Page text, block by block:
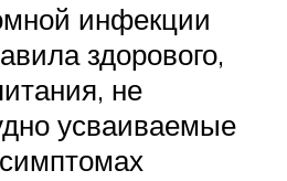
инфекции
здорового,
не
усваиваемые